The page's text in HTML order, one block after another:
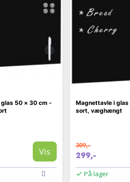
50 × 30 cm -
Vis
Magnettavle i
sort, væghængt
309,-
299,-
På lager